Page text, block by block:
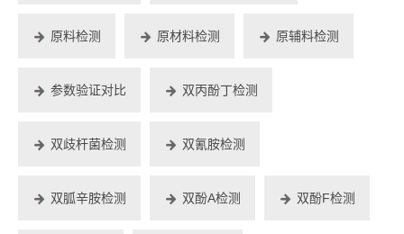
原料检测 原材料检测 原辅料检测
参数验证对比 双丙酚丁检测
双歧杆菌检测 双氰胺检测
双胍辛胺检测 双酚A检测 双酚F检测